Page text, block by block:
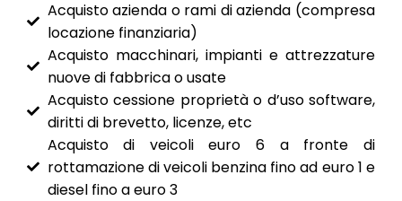
Acquisto azienda o rami di azienda (compresa
locazione finanziaria)
Acquisto macchinari, impianti e attrezzature
nuove di fabbrica o usate
Acquisto cessione proprietà o d’uso software,
diritti di brevetto, licenze, etc
Acquisto di veicoli euro 6 a fronte di
rottamazione di veicoli benzina fino ad euro 1 e
diesel fino a euro 3